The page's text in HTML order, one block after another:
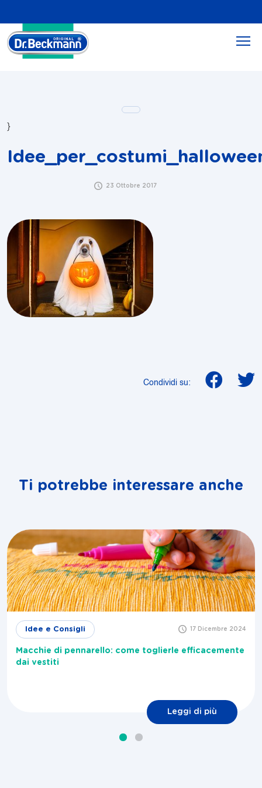
}
23 Ottobre 2017
Condividi su:
Ti potrebbe interessare anche
Idee e Consigli 17 Dicembre 2024
Macchie di pennarello: come toglierle efficacemente
dai vestiti
Leggi di più